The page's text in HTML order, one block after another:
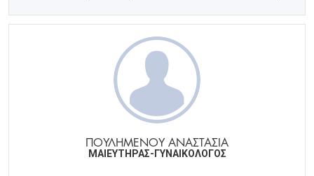
ΠΟΥΛΗΜΕΝΟΥ ΑΝΑΣΤΑΣΙΑ
ΜΑΙΕΥΤΗΡΑΣ-ΓΥΝΑΙΚΟΛΟΓΟΣ